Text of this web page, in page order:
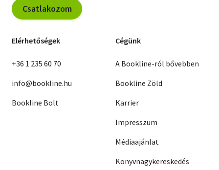
Csatlakozom
Elérhetőségek
+36 1 235 60 70
info@bookline.hu
Bookline Bolt
Cégünk
A Bookline-ról bővebben
Bookline Zöld
Karrier
Impresszum
Médiaajánlat
Könyvnagykereskedés